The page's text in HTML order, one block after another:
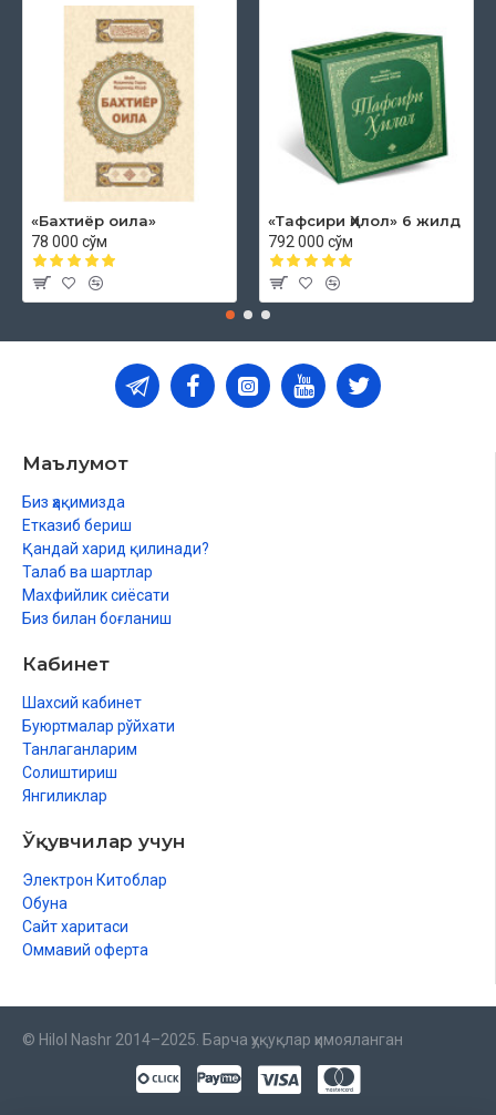
«Бахтиёр оила»
78 000 сўм
«Тафсири Ҳилол» 6 жилд
792 000 сўм
Маълумот
Биз ҳақимизда
Етказиб бериш
Қандай харид қилинади?
Талаб ва шартлар
Махфийлик сиёсати
Биз билан боғланиш
Кабинет
Шахсий кабинет
Буюртмалар рўйхати
Танлаганларим
Солиштириш
Янгиликлар
Ўқувчилар учун
Электрон Китоблар
Обуна
Сайт харитаси
Оммавий оферта
© Hilol Nashr 2014–2025. Барча ҳуқуқлар ҳимояланган